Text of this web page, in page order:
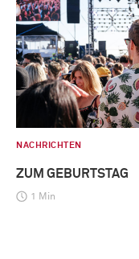
NACHRICHTEN
ZUM GEBURTSTAG
1 Min